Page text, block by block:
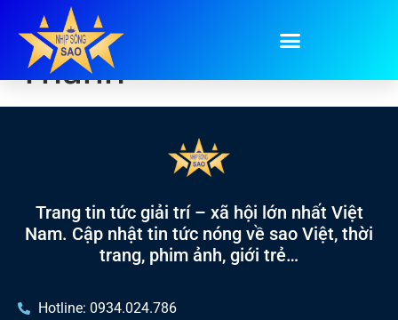
Tag:Đạt G Luyện
Thanh
Trang tin tức giải trí – xã hội lớn nhất Việt
Nam. Cập nhật tin tức nóng về sao Việt, thời
trang, phim ảnh, giới trẻ…
Hotline: 0934.024.786